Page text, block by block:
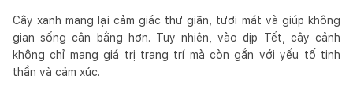
Cây xanh mang lại cảm giác thư giãn, tươi mát và giúp không
gian sống cân bằng hơn. Tuy nhiên, vào dịp Tết, cây cảnh
không chỉ mang giá trị trang trí mà còn gắn với yếu tố tinh
thần và cảm xúc.